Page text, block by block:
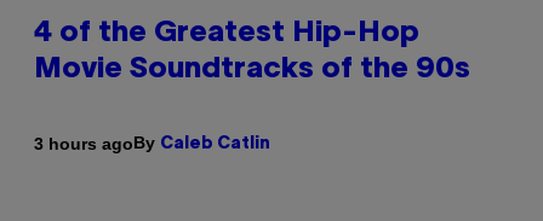
4 of the Greatest Hip-Hop
Movie Soundtracks of the 90s
3 hours agoBy Caleb Catlin